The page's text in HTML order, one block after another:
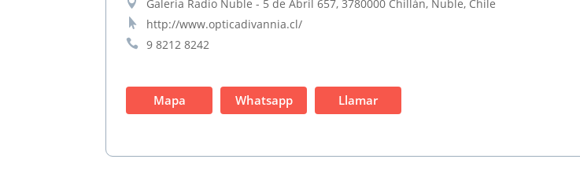
Galeria Radio Ñuble - 5 de Abril 657, 3780000 Chillán, Ñuble, Chile
 http://www.opticadivannia.cl/
 9 8212 8242
Mapa Whatsapp Llamar